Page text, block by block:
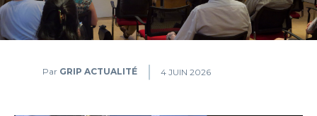
Par GRIP ACTUALITÉ 4 JUIN 2026